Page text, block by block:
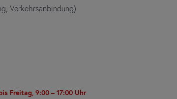
Verkehrsanbindung)
Freitag, 9:00 – 17:00 Uhr